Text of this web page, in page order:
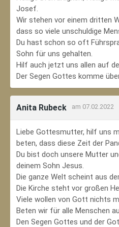
Josef.
Wir stehen vor einem dritten
dass so viele unschuldige
Du hast schon so oft
Sohn für uns gehalten.
Hilf auch jetzt uns allen auf
Der Segen Gottes komme
Anita Rubeck am 07.02.2022
Liebe Gottesmutter, hilf uns
beten, dass diese Zeit der
Du bist doch unsere Mutter
deinem Sohn Jesus.
Die ganze Welt scheint aus
Die Kirche steht vor großen
Viele wollen von Gott nichts
Beten wir für alle Menschen
Den Segen Gottes und der